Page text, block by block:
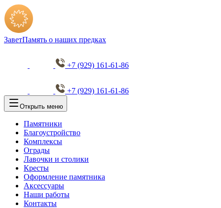
ЗаветПамять о наших предках
+7 (929) 161-61-86
+7 (929) 161-61-86
Открыть меню
Памятники
Благоустройство
Комплексы
Ограды
Лавочки и столики
Кресты
Оформление памятника
Аксессуары
Наши работы
Контакты